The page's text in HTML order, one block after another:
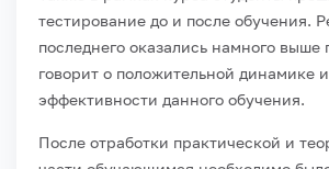
тестирование до и после обучения.
последнего оказались намного выше
говорит о положительной динамике
эффективности данного обучения.
После отработки практической и